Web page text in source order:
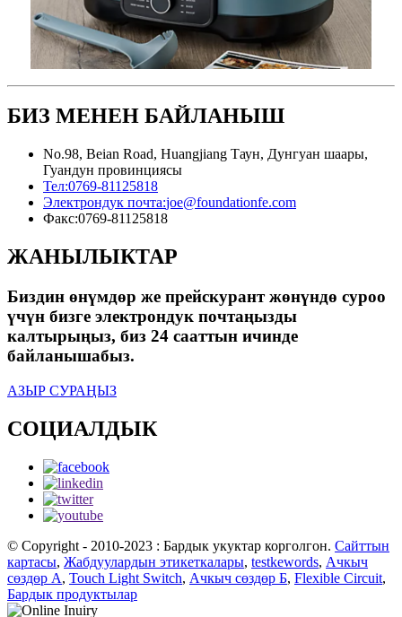
БИЗ МЕНЕН БАЙЛАНЫШ
No.98, Beian Road, Huangjiang Таун, Дунгуан шаары,
Гуандун провинциясы
Тел:0769-81125818
Электрондук почта:joe@foundationfe.com
Факс:0769-81125818
ЖАНЫЛЫКТАР
Биздин өнүмдөр же прейскурант жөнүндө суроо
үчүн бизге электрондук почтаңызды
калтырыңыз, биз 24 сааттын ичинде
байланышабыз.
АЗЫР СУРАҢЫЗ
СОЦИАЛДЫК
© Copyright - 2010-2023 : Бардык укуктар корголгон. Сайттын
картасы, Жабдуулардын этикеткалары, testkewords, Ачкыч
сөздөр А, Touch Light Switch, Ачкыч сөздөр Б, Flexible Circuit,
Бардык продуктылар